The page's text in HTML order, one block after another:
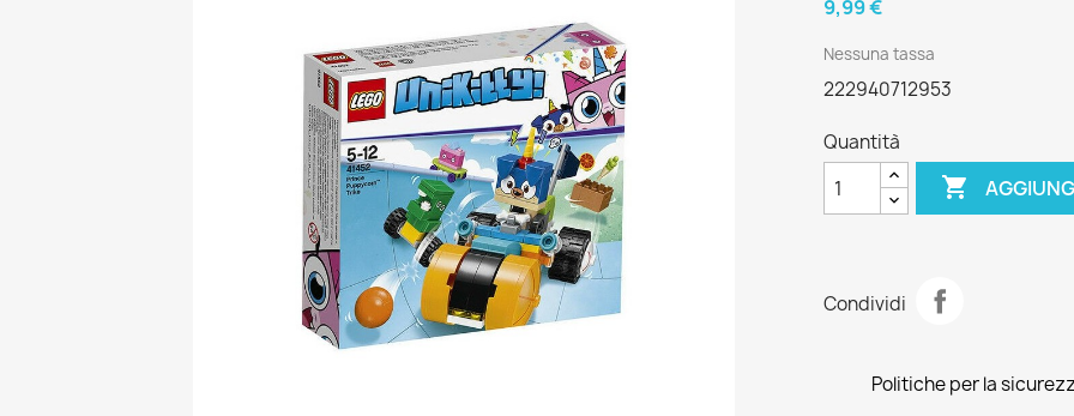
9,99 €
Nessuna tassa
222940712953
Quantità

Condividi
Politiche per la